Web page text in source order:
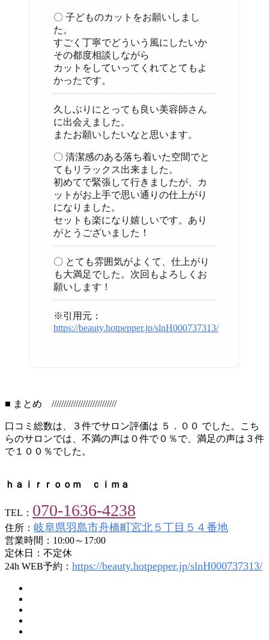
〇 子どものカットをお願いしまし
た。
すごく丁寧でどういう風にしたいか
その都度相談しながら
カットをしていってくれてとてもよ
かったです。
久しぶりにとっても良い美容師さん
に出会えました。
またお願いしたいなと思います。
〇 清潔感のある落ち着いた空間でと
てもリラックス出来ました。
初めてで緊張して行きましたが、カ
ットがお上手で思い通りの仕上がり
になりました。
セットも楽になり嬉しいです。あり
がとうございました！
〇 とても雰囲気がよくて、仕上がり
も大満足でした。次回もよろしくお
願いします！
※引用元：
https://beauty.hotpepper.jp/slnH000737313/
■ まとめ ///////////////////////////
口コミ総数は、３件でサロン評価は ５．００ でした。こち
らのサロンでは、不満の声は０件で０％で、満足の声は３件
で１００％でした。
ｈａｉｒｒｏｏｍ ｃｉｍａ
TEL： 070-1636-4238
住所： 岐阜県羽島市舟橋町宮北５丁目５４番地
営業時間：10:00～17:00
定休日：不定休
24h WEB予約： https://beauty.hotpepper.jp/slnH000737313/